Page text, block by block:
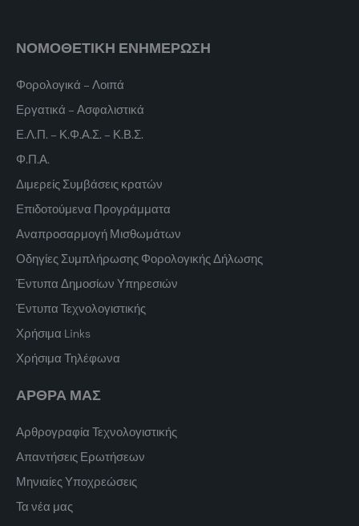
ΝΟΜΟΘΕΤΙΚΗ ΕΝΗΜΕΡΩΣΗ
Φορολογικά – Λοιπά
Εργατικά – Ασφαλιστικά
Ε.Λ.Π. – Κ.Φ.Α.Σ. – Κ.Β.Σ.
Φ.Π.Α.
Διμερείς Συμβάσεις κρατών
Επιδοτούμενα Προγράμματα
Αναπροσαρμογή Μισθωμάτων
Οδηγίες Συμπλήρωσης Φορολογικής Δήλωσης
Έντυπα Δημοσίων Υπηρεσιών
Έντυπα Τεχνολογιστικής
Χρήσιμα Links
Χρήσιμα Τηλέφωνα
ΑΡΘΡΑ ΜΑΣ
Αρθρογραφία Τεχνολογιστικής
Απαντήσεις Ερωτήσεων
Μηνιαίες Υποχρεώσεις
Τα νέα μας